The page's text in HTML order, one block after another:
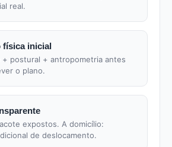
real.
física inicial
+ postural + antropometria antes
o plano.
expostos. A domicílio:
de deslocamento.